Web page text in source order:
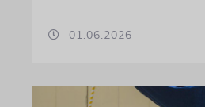
01.06.2026